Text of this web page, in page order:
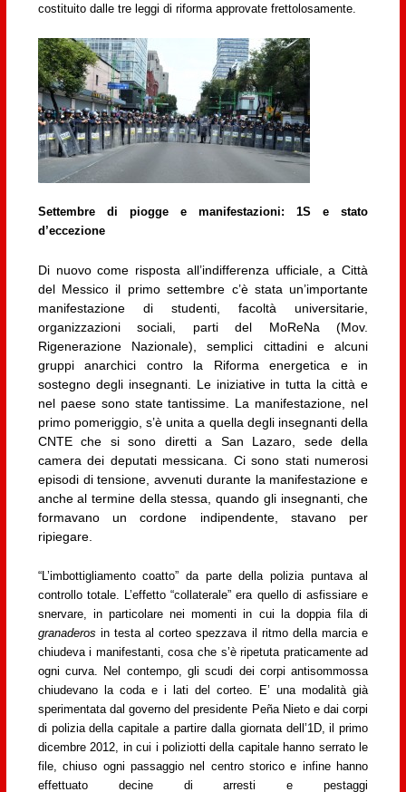
costituito dalle tre leggi di riforma approvate frettolosamente.
Settembre di piogge e manifestazioni: 1S e stato
d’eccezione
Di nuovo come risposta all’indifferenza ufficiale, a Città
del Messico il primo settembre c’è stata un’importante
manifestazione di studenti, facoltà universitarie,
organizzazioni sociali, parti del MoReNa (Mov.
Rigenerazione Nazionale), semplici cittadini e alcuni
gruppi anarchici contro la Riforma energetica e in
sostegno degli insegnanti. Le iniziative in tutta la città e
nel paese sono state tantissime. La manifestazione, nel
primo pomeriggio, s’è unita a quella degli insegnanti della
CNTE che si sono diretti a San Lazaro, sede della
camera dei deputati messicana. Ci sono stati numerosi
episodi di tensione, avvenuti durante la manifestazione e
anche al termine della stessa, quando gli insegnanti, che
formavano un cordone indipendente, stavano per
ripiegare.
“L’imbottigliamento coatto” da parte della polizia puntava al
controllo totale. L’effetto “collaterale” era quello di asfissiare e
snervare, in particolare nei momenti in cui la doppia fila di
granaderos in testa al corteo spezzava il ritmo della marcia e
chiudeva i manifestanti, cosa che s’è ripetuta praticamente ad
ogni curva. Nel contempo, gli scudi dei corpi antisommossa
chiudevano la coda e i lati del corteo. E’ una modalità già
sperimentata dal governo del presidente Peña Nieto e dai corpi
di polizia della capitale a partire dalla giornata dell’1D, il primo
dicembre 2012, in cui i poliziotti della capitale hanno serrato le
file, chiuso ogni passaggio nel centro storico e infine hanno
effettuato decine di arresti e pestaggi